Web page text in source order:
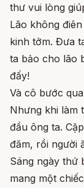
thư vui lòng
Lão không
kinh tởm. Đưa
ta bảo cho lão
đấy!
Và cô bước
Nhưng khi làm
đầu ông ta.
đăm, rồi người
Sáng ngày thứ
mang một